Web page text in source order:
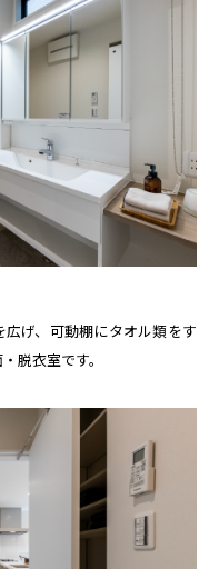
げ、可動棚にタオル類をす
脱衣室です。